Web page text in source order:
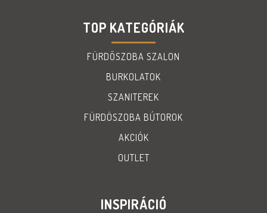
TOP KATEGÓRIÁK
FÜRDŐSZOBA SZALON
BURKOLATOK
SZANITEREK
FÜRDÖSZOBA BÚTOROK
AKCIÓK
OUTLET
INSPIRÁCIÓ